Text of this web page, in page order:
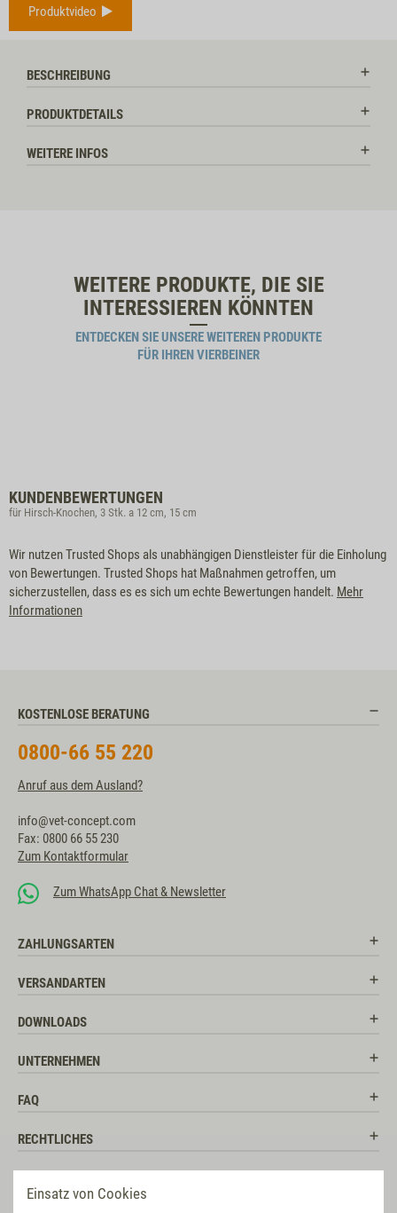
Einsatz von Cookies
Produktvideo
BESCHREIBUNG
PRODUKTDETAILS
WEITERE INFOS
WEITERE PRODUKTE, DIE SIE
INTERESSIEREN KÖNNTEN
ENTDECKEN SIE UNSERE WEITEREN PRODUKTE
FÜR IHREN VIERBEINER
KUNDENBEWERTUNGEN
für Hirsch-Knochen, 3 Stk. a 12 cm, 15 cm
Wir nutzen Trusted Shops als unabhängigen Dienstleister für die Einholung
von Bewertungen. Trusted Shops hat Maßnahmen getroffen, um
sicherzustellen, dass es es sich um echte Bewertungen handelt. Mehr
Informationen
KOSTENLOSE BERATUNG
0800-66 55 220
Anruf aus dem Ausland?
info@vet-concept.com
Fax: 0800 66 55 230
Zum Kontaktformular
Zum WhatsApp Chat & Newsletter
ZAHLUNGSARTEN
VERSANDARTEN
DOWNLOADS
UNTERNEHMEN
FAQ
RECHTLICHES